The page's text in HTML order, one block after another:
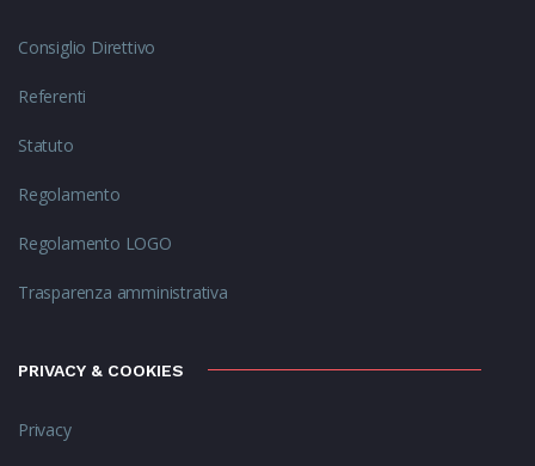
Consiglio Direttivo
Referenti
Statuto
Regolamento
Regolamento LOGO
Trasparenza amministrativa
PRIVACY & COOKIES
Privacy